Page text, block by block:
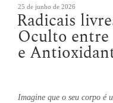
Publicado
em
25 de junho de 2026
Radicais
Oculto
e
Imagine que o seu corpo é